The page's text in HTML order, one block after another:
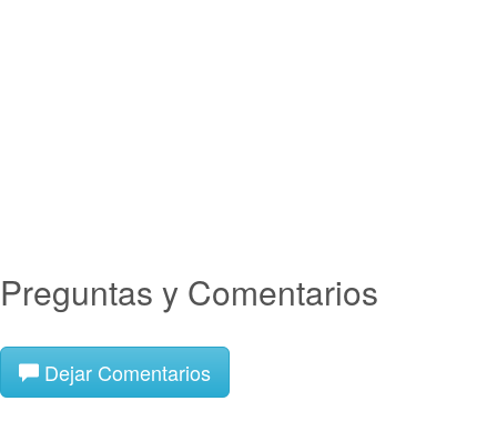
Preguntas y Comentarios
Dejar Comentarios